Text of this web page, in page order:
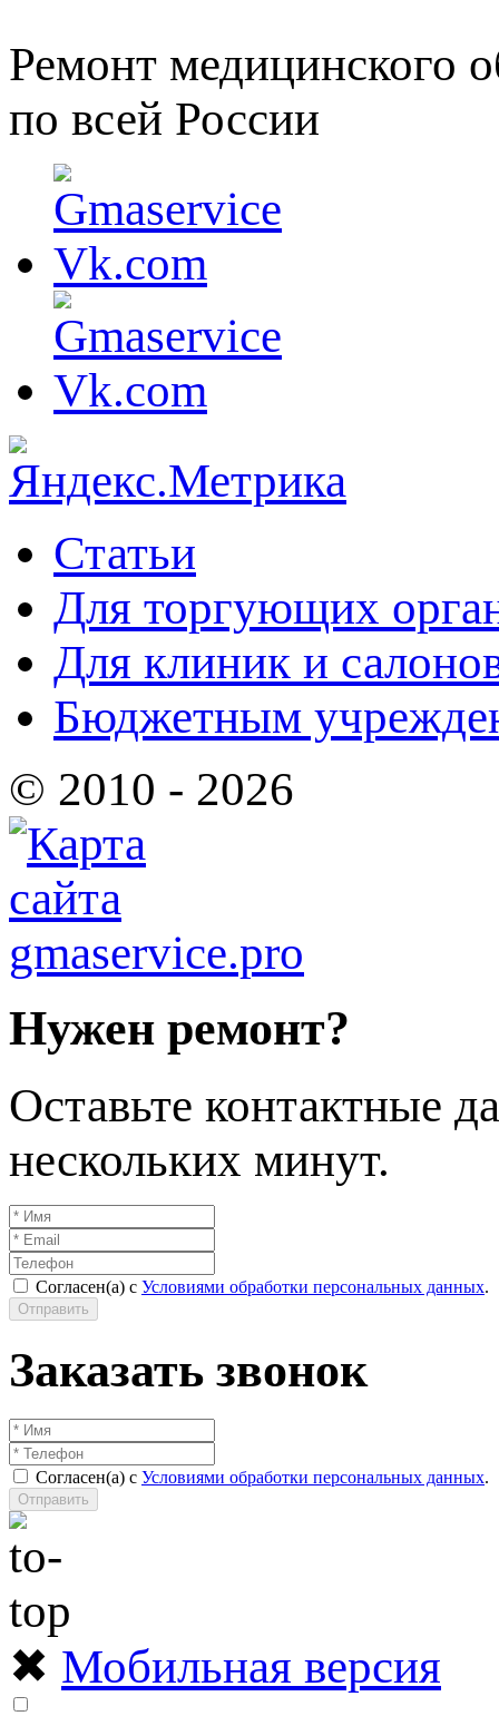
Ремонт медицинского
по всей России
Статьи
Для торгующих
Для клиник и
Бюджетным
© 2010 - 2026
Нужен ремонт?
Оставьте контактные
нескольких минут.
Согласен(а) с Условиями обработки персональных данных.
Отправить
Заказать звонок
Согласен(а) с Условиями обработки персональных данных.
Отправить
✖ Мобильная версия